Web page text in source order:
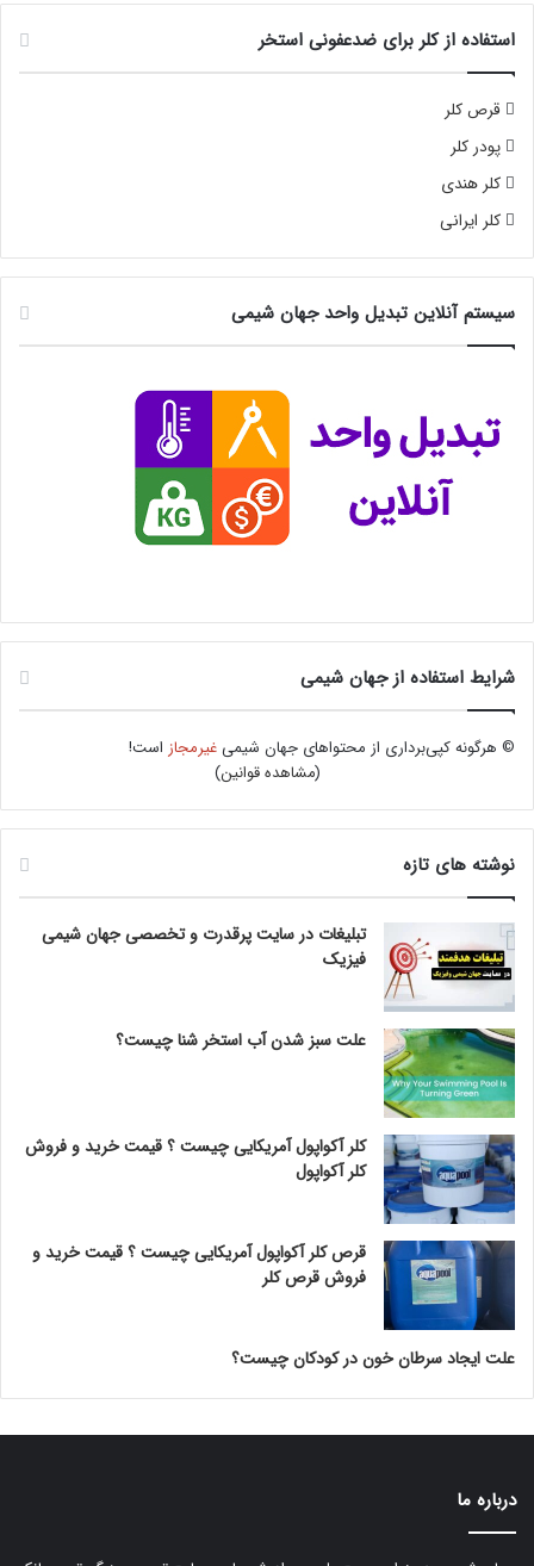
استفاده از کلر برای ضدعفونی استخر
قرص کلر
پودر کلر
کلر هندی
کلر ایرانی
سیستم آنلاین تبدیل واحد جهان شیمی
شرایط استفاده از جهان شیمی
© هرگونه کپی‌برداری از محتواهای جهان شیمیغیرمجاز است!
(مشاهده قوانین)
نوشته های تازه
تبلیغات در سایت پرقدرت و تخصصی جهان شیمی
فیزیک
علت سبز شدن آب استخر شنا چیست؟
کلر آکواپول آمریکایی چیست ؟ قیمت خرید و فروش
کلر آکواپول
قرص کلر آکواپول آمریکایی چیست ؟ قیمت خرید و
فروش قرص کلر
علت ایجاد سرطان خون در کودکان چیست؟
درباره ما